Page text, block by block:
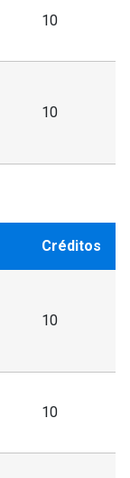
10
10
Créditos
10
10